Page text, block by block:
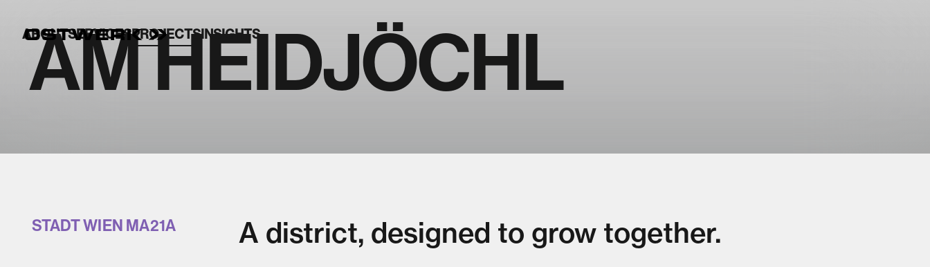
ABOUTSERVICESPROJECTSINSIGHTS
ABOUTSERVICESPROJECTSINSIGHTS
ABOUTSERVICESPROJECTSINSIGHTS
AM HEIDJÖCHL
STADT WIEN MA21A A district, designed to grow together.